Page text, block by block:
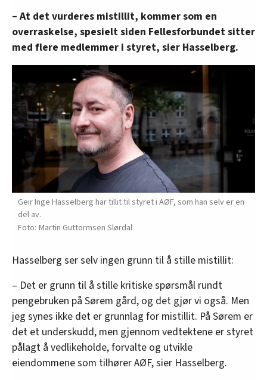
– At det vurderes mistillit, kommer som en
overraskelse, spesielt siden Fellesforbundet sitter
med flere medlemmer i styret, sier Hasselberg.
Geir Inge Hasselberg har tillit til styret i AØF, som han selv er en
del av.
Martin Guttormsen Slørdal
Hasselberg ser selv ingen grunn til å stille mistillit:
– Det er grunn til å stille kritiske spørsmål rundt
pengebruken på Sørem gård, og det gjør vi også. Men
jeg synes ikke det er grunnlag for mistillit. På Sørem er
det et underskudd, men gjennom vedtektene er styret
pålagt å vedlikeholde, forvalte og utvikle
eiendommene som tilhører AØF, sier Hasselberg.